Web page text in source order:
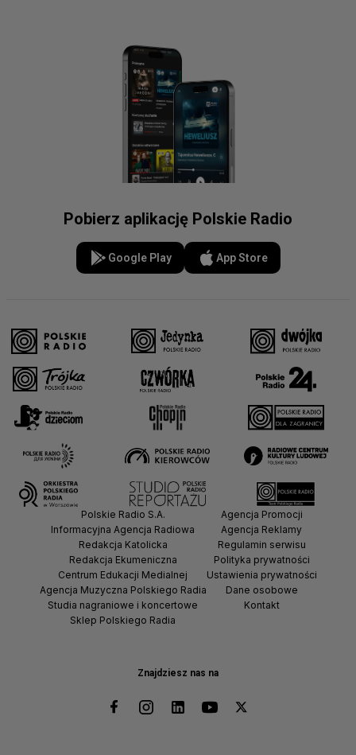
Pobierz aplikację Polskie Radio
Google Play App Store
Znajdziesz nas na
Polskie Radio S.A.
Informacyjna Agencja Radiowa
Redakcja Katolicka
Redakcja Ekumeniczna
Centrum Edukacji Medialnej
Agencja Muzyczna Polskiego Radia
Studia nagraniowe i koncertowe
Sklep Polskiego Radia
Agencja Promocji
Agencja Reklamy
Regulamin serwisu
Polityka prywatności
Ustawienia prywatności
Dane osobowe
Kontakt